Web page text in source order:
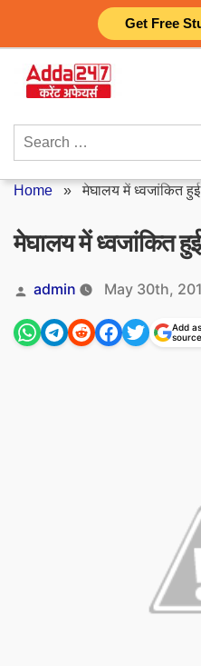
Get Free
content
Search
Home »मेघालय में ध्वजांकित हुई
मेघालय में ध्वजांकित हुई
Posted
by
admin May 30th,
Add